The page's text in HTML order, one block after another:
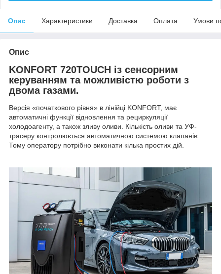
Опис Характеристики Доставка Оплата Умови
Опис
KONFORT 720TOUCH із сенсорним
керуванням та можливістю роботи з
двома газами.
Версія «початкового рівня» в лінійці KONFORT, має
автоматичні функції відновлення та рециркуляції
холодоагенту, а також зливу оливи. Кількість оливи та УФ-
трасеру контролюється автоматичною системою клапанів.
Тому оператору потрібно виконати кілька простих дій.